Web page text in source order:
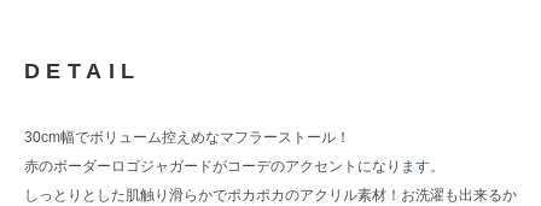
DETAIL
30cm幅でボリューム控えめなマフラーストール！
赤のボーダーロゴジャガードがコーデのアクセントになります。
しっとりとした肌触り滑らかでポカポカのアクリル素材！お洗濯も出来るか